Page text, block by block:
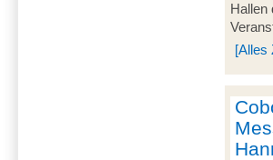
[Alles